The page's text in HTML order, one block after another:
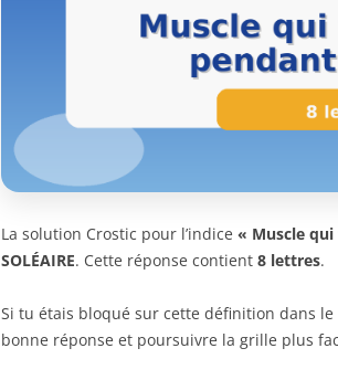
La solution Crostic pour l’indice « Muscle
SOLÉAIRE. Cette réponse contient 8 lettres.
Si tu étais bloqué sur cette définition dans
bonne réponse et poursuivre la grille plus